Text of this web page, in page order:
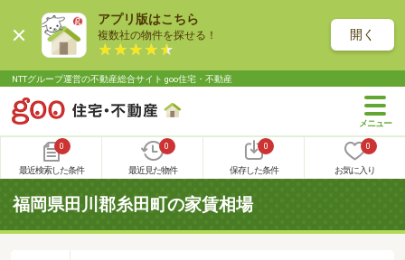
アプリ版はこちら
複数社の物件を探せる！ 開く
NTTグループ運営の不動産総合サイト goo住宅・不動産
0
最近検索した条件
0
最近見た物件
0
保存した条件
0
お気に入り
福岡県田川郡糸田町の家賃相場